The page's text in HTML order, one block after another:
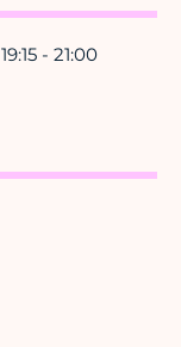
19:15 - 21:00